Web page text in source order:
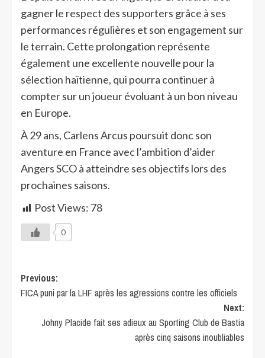
gagner le respect des supporters grâce à ses
performances régulières et son engagement sur
le terrain. Cette prolongation représente
également une excellente nouvelle pour la
sélection haïtienne, qui pourra continuer à
compter sur un joueur évoluant à un bon niveau
en Europe.
À 29 ans, Carlens Arcus poursuit donc son
aventure en France avec l’ambition d’aider
Angers SCO à atteindre ses objectifs lors des
prochaines saisons.
Post Views: 78
0
Previous:
FICA puni par la LHF après les agressions contre les officiels
Next:
Johny Placide fait ses adieux au Sporting Club de Bastia
après cinq saisons inoubliables